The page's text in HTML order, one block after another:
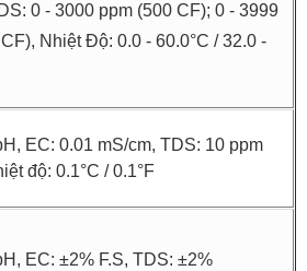
0 - 3000 ppm (500 CF); 0 - 3999
Nhiệt Độ: 0.0 - 60.0°C / 32.0 -
EC: 0.01 mS/cm, TDS: 10 ppm
độ: 0.1°C / 0.1°F
EC: ±2% F.S, TDS: ±2%